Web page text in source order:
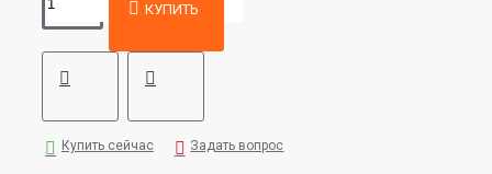
КУПИТЬ
Купить сейчас Задать вопрос